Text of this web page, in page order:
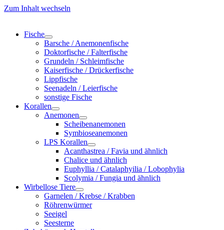
Zum Inhalt wechseln
Fische
Barsche / Anemonenfische
Doktorfische / Falterfische
Grundeln / Schleimfische
Kaiserfische / Drückerfische
Lippfische
Seenadeln / Leierfische
sonstige Fische
Korallen
Anemonen
Scheibenanemonen
Symbioseanemonen
LPS Korallen
Acanthastrea / Favia und ähnlich
Chalice und ähnlich
Euphyllia / Catalaphyilia / Lobophylia
Scolymia / Fungia und ähnlich
Wirbellose Tiere
Garnelen / Krebse / Krabben
Röhrenwürmer
Seeigel
Seesterne